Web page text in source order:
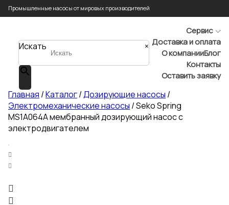
Промышленные насосы от мировых производителей
Искать ×
Сервис
Доставка и оплата
О компанииБлог
Контакты
Оставить заявку
Главная /Каталог/Дозирующие насосы /
Электромеханические насосы / Seko Spring
MS1A064A мембранный дозирующий насос с
электродвигателем